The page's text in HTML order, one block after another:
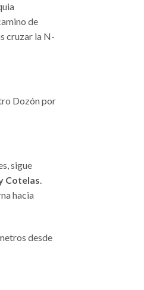
de
cruzar la N-
Dozón por
sigue
Cotelas.
hacia
desde